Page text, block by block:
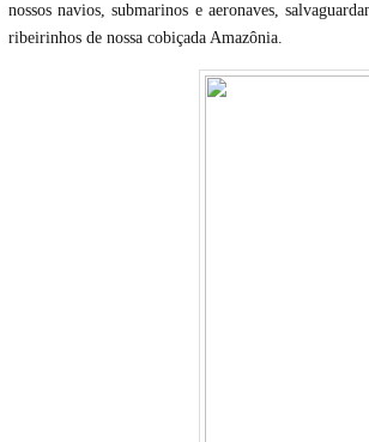
nossos navios, submarinos e aeronaves,
ribeirinhos de nossa cobiçada Amazônia.